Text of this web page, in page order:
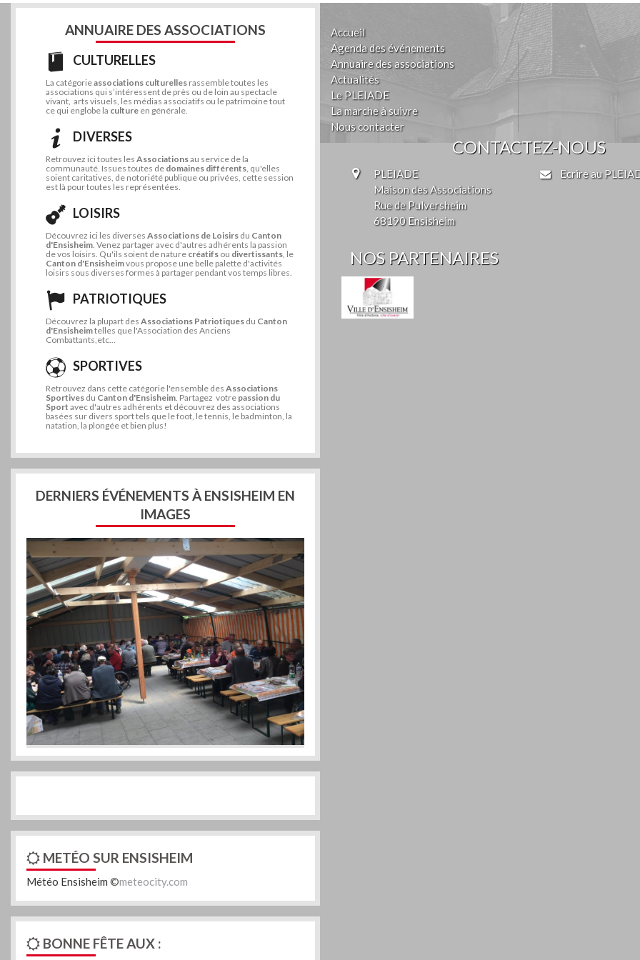
ANNUAIRE DES ASSOCIATIONS
CULTURELLES
La catégorieassociations culturelles rassemble toutes les
associations qui s’intéressent de près ou de loin au spectacle
vivant, arts visuels, les médias associatifs ou le patrimoine tout
ce qui englobe la culture en générale.
DIVERSES
Retrouvez ici toutes les Associationsau service de la
communauté. Issues toutes de domaines différents , qu'elles
soient caritatives, de notoriété publique ou privées, cette session
est là pour toutes les représentées.
LOISIRS
Découvrez ici les diverses Associations de Loisirs du Canton
d'Ensisheim . Venez partager avec d'autres adhérents la passion
de vos loisirs. Qu'ils soient de nature créatifs ou divertissants , le
Canton d'Ensisheimvous propose une belle palette d'activités
loisirs sous diverses formes à partager pendant vos temps libres.
PATRIOTIQUES
Découvrez la plupart des Associations Patriotiques du Canton
d'Ensisheimtelles que l'Association des Anciens
Combattants,etc...
SPORTIVES
Retrouvez dans cette catégorie l'ensemble des Associations
Sportives du Canton d'Ensisheim . Partagez votre passion du
Sport avec d'autres adhérents et découvrez des associations
basées sur divers sport tels que le foot, le tennis, le badminton, la
natation, la plongée et bien plus!
DERNIERS ÉVÉNEMENTS À ENSISHEIM EN
IMAGES
METÉO SUR ENSISHEIM
Météo Ensisheim ©meteocity.com
BONNE FÊTE AUX :
Accueil
Agenda des événements
Annuaire des associations
Actualités
Le PLEIADE
La marche à suivre
Nous contacter
CONTACTEZ-NOUS
PLEIADE
Maison des Associations
Rue de Pulversheim
68190 Ensisheim
Ecrire au
NOS PARTENAIRES